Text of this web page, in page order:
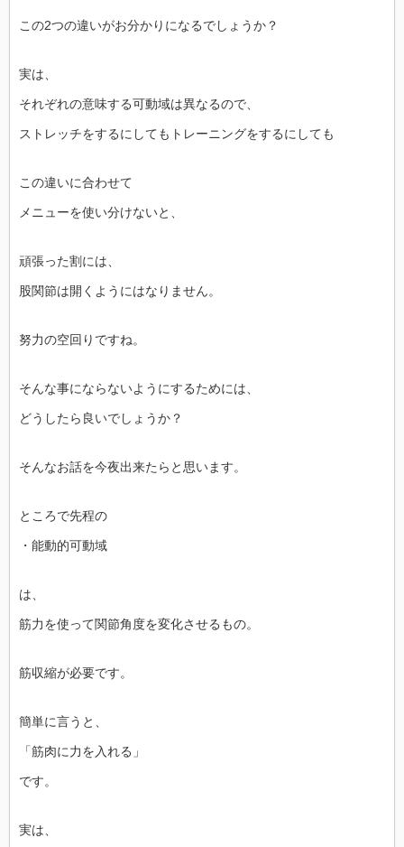
この2つの違いがお分かりになるでしょうか？
実は、
それぞれの意味する可動域は異なるので、
ストレッチをするにしてもトレーニングをするにしても
この違いに合わせて
メニューを使い分けないと、
頑張った割には、
股関節は開くようにはなりません。
努力の空回りですね。
そんな事にならないようにするためには、
どうしたら良いでしょうか？
そんなお話を今夜出来たらと思います。
ところで先程の
・能動的可動域
は、
筋力を使って関節角度を変化させるもの。
筋収縮が必要です。
簡単に言うと、
「筋肉に力を入れる」
です。
実は、